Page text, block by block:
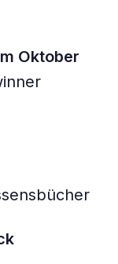
Oktober